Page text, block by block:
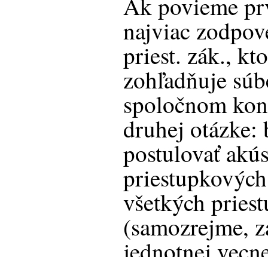
najviac
priest. zák.,
zohľadňuje
spoločnom
druhej otázke:
postulovať
všetkých
(samozrejme,